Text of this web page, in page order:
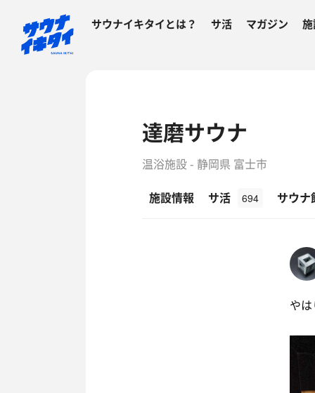
サウナイキタイとは？ サ活 マガジン
達磨サウナ
温浴施設 - 静岡県 富士市
施設情報
サ活 694 サウナ
や